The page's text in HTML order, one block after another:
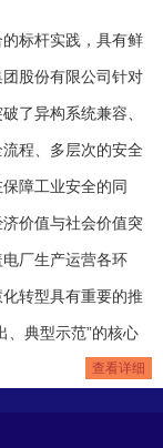
标杆实践，具有鲜
股份有限公司针对
了异构系统兼容、
程、多层次的安全
障工业安全的同
价值与社会价值突
厂生产运营各环
转型具有重要的推
、典型示范”的核心
查看详细